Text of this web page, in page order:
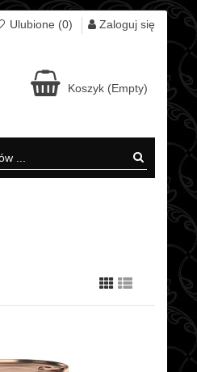
Ulubione (0) Zaloguj się
Koszyk (Empty)